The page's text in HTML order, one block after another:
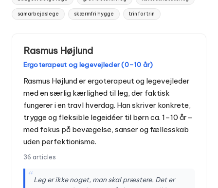
samarbejdslege skærmfri hygge trin for trin
Rasmus Højlund
Ergoterapeut og legevejleder (0–10 år)
Rasmus Højlund er ergoterapeut og legevejleder
med en særlig kærlighed til leg, der faktisk
fungerer i en travl hverdag. Han skriver konkrete,
trygge og fleksible legeidéer til børn ca. 1–10 år—
med fokus på bevægelse, sanser og fællesskab
uden perfektionisme.
36 articles
“ Leg er ikke noget, man skal præstere. Det er